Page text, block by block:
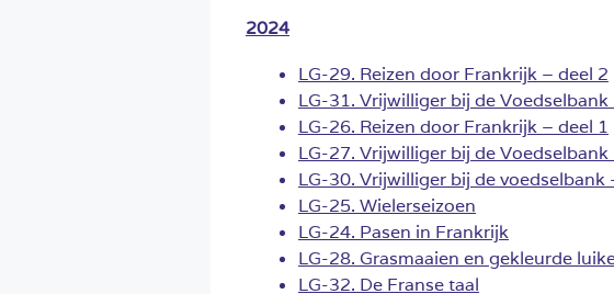
2024
LG-29. Reizen door Frankrijk – deel 2
LG-31. Vrijwilliger bij de Voedselbank
LG-26. Reizen door Frankrijk – deel 1
LG-27. Vrijwilliger bij de Voedselbank
LG-30. Vrijwilliger bij de voedselbank
LG-25. Wielerseizoen
LG-24. Pasen in Frankrijk
LG-28. Grasmaaien en gekleurde
LG-32. De Franse taal